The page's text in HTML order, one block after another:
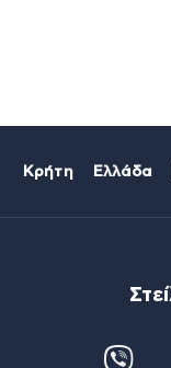
Κρήτη Ελλάδα